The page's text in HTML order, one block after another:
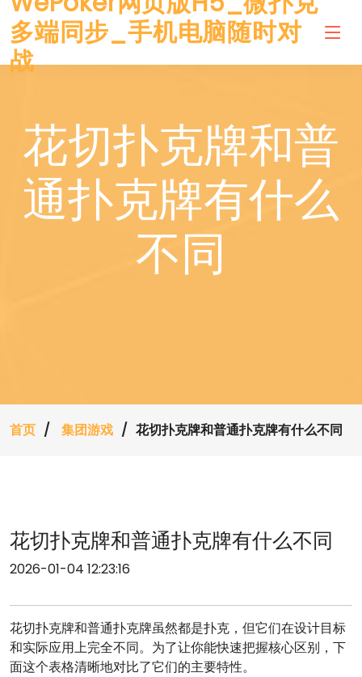
多端同步_手机电脑随时对
战
花切扑克牌和普
通扑克牌有什么
不同
首页 集团游戏 花切扑克牌和普通扑克牌有什么不同
花切扑克牌和普通扑克牌有什么不同
2026-01-04 12:23:16
花切扑克牌和普通扑克牌虽然都是扑克，但它们在设计目标
和实际应用上完全不同。为了让你能快速把握核心区别，下
面这个表格清晰地对比了它们的主要特性。